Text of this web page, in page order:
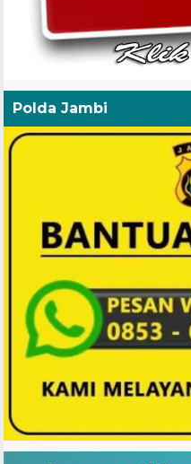
Polda Jambi